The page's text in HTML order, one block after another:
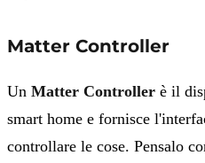
Matter Controller
Un Matter Controller è il
smart home e fornisce
controllare le cose. Pensalo